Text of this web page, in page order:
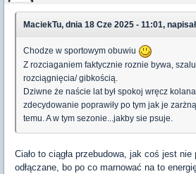
MaciekTu, dnia 18 Cze 2025 - 11:01,
Chodze w sportowym obuwiu
Z rozciaganiem faktycznie roznie bywa,
rozciągnięcia/ gibkością.
Dziwne że naście lat był spokoj wręcz
zdecydowanie poprawiły po tym jak je
temu. A w tym sezonie...jakby sie psuje.
Ciało to ciągła przebudowa, jak coś jest
odłączane, bo po co marnować na to